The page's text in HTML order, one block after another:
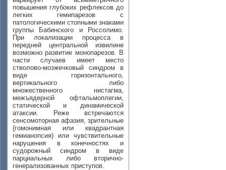
повышения глубоких рефлексов до
легких гемипарезов с
патологическими стопными знаками
группы Бабинского и Россолимо.
При локализации процесса в
передней центральной извилине
возможно развитие монопарезов. В
части случаев имеет место
стволово-мозжечковый синдром в
виде горизонтального,
вертикального либо
множественного нистагма,
межъядерной офтальмоплегии,
статической и динамической
атаксии. Реже встречаются
сенсомоторная афазия, зрительные
(гомонимная или квадрантная
гемианопсия) или чувствительные
нарушения в конечностях и
судорожный синдром в виде
парциальных либо вторично-
генерализованных приступов.